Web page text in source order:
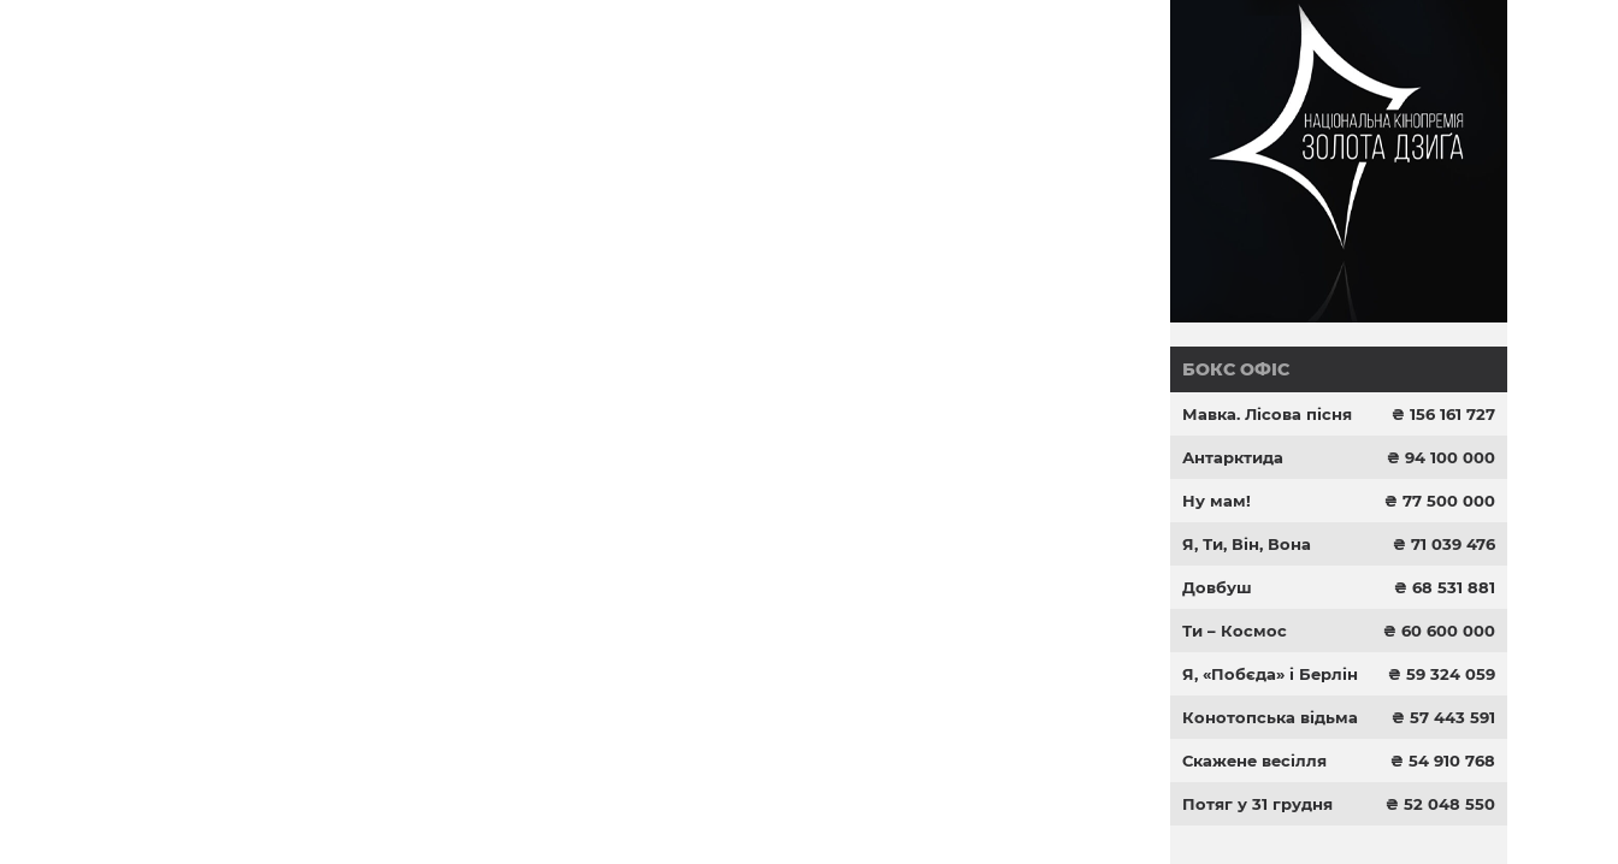
БОКС ОФІС
Мавка. Лісова пісня ₴ 156 161 727
Антарктида ₴ 94 100 000
Ну мам! ₴ 77 500 000
Я, Ти, Він, Вона ₴ 71 039 476
Довбуш ₴ 68 531 881
Ти – Космос ₴ 60 600 000
Я, «Побєда» і Берлін ₴ 59 324 059
Конотопська відьма ₴ 57 443 591
Скажене весілля ₴ 54 910 768
Потяг у 31 грудня ₴ 52 048 550